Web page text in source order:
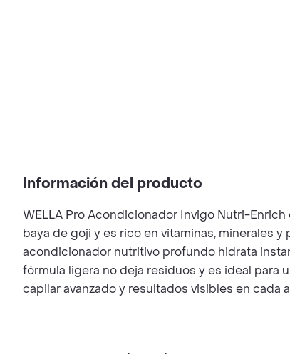
Información del producto
WELLA Pro Acondicionador Invigo Nutri-
baya de goji y es rico en vitaminas, minerales
acondicionador nutritivo profundo hidrata
fórmula ligera no deja residuos y es ideal para
capilar avanzado y resultados visibles en cada